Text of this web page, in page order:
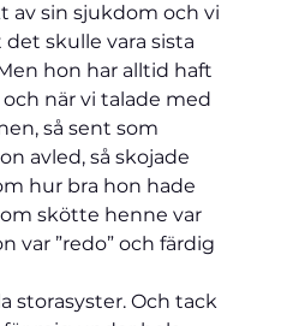
av sin sjukdom och vi
skulle vara sista
hon har alltid haft
när vi talade med
så sent som
avled, så skojade
hur bra hon hade
skötte henne var
var ”redo” och färdig
storasyster. Och tack